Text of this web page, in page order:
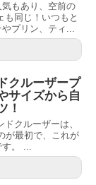
もあり、空前の
も同じ！いつもと
プリン、ティ...
クルーザープ
サイズから自
！
クルーザーは、
が最初で、これが
す。 ...